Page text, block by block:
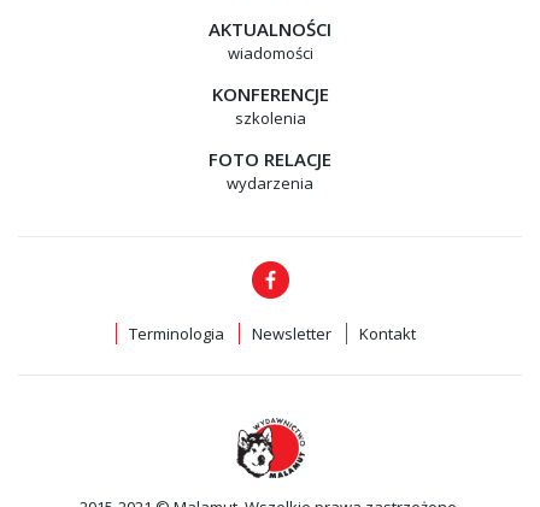
AKTUALNOŚCI
wiadomości
KONFERENCJE
szkolenia
FOTO RELACJE
wydarzenia
Terminologia Newsletter Kontakt